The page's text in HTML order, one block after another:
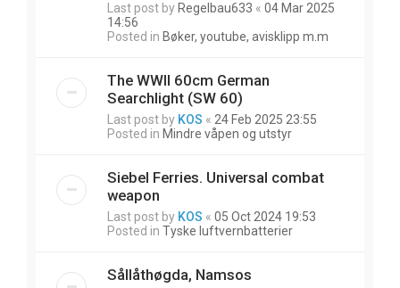
Last post by Regelbau633 « 04 Mar 2025
14:56
Posted in Bøker, youtube, avisklipp m.m
The WWII 60cm German
Searchlight (SW 60)
Last post by KOS « 24 Feb 2025 23:55
Posted in Mindre våpen og utstyr
Siebel Ferries. Universal combat
weapon
Last post by KOS « 05 Oct 2024 19:53
Posted in Tyske luftvernbatterier
Sållåthøgda, Namsos